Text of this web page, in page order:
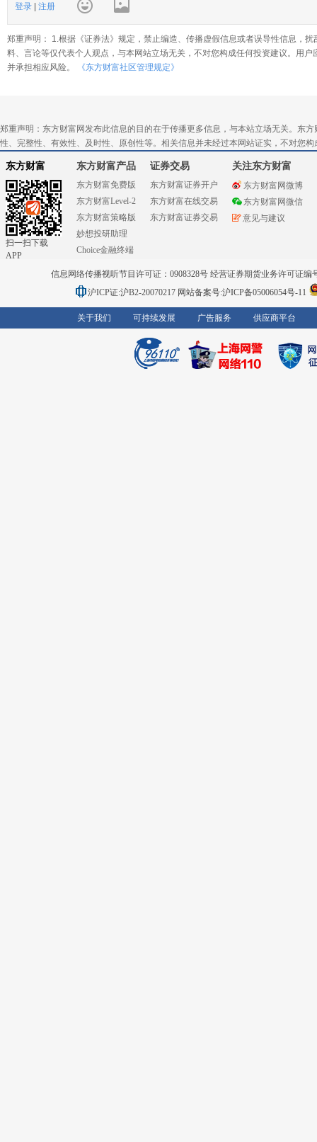
登录 注册
郑重声明： 1.根据《证券法》规定，禁止编造、传播虚假信息或者误导性信息，
料、言论等仅代表个人观点，与本网站立场无关，不对您构成任何投资建议。用
并承担相应风险。
《东方财富社区管理规定》
郑重声明：东方财富网发布此信息的目的在于传播更多信息，与本站立场无关。东
性、完整性、有效性、及时性、原创性等。相关信息并未经过本网站证实，不对您
东方财富
扫一扫下载
APP
东方财富产品
东方财富免费版
东方财富Level-2
东方财富策略版
妙想投研助理
Choice金融终端
证券交易
东方财富证券开户
东方财富在线交易
东方财富证券交易
关注东方财富
东方财富网微博
东方财富网微信
意见与建议
信息网络传播视听节目许可证：0908328号 经营证券期货业务许可证编
沪ICP证:沪B2-20070217 网站备案号:沪ICP备05006054号-11
关于我们 可持续发展 广告服务 供应商平台